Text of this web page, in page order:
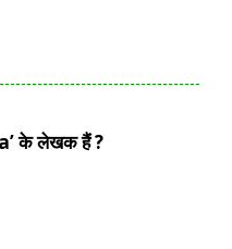
के लेखक हैं ?